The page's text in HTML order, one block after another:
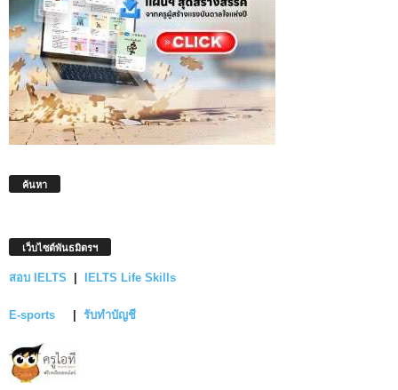
ค้นหา
เว็บไซต์พันธมิตรฯ
สอบ IELTS | IELTS Life Skills
E-sports | รับทำบัญชี